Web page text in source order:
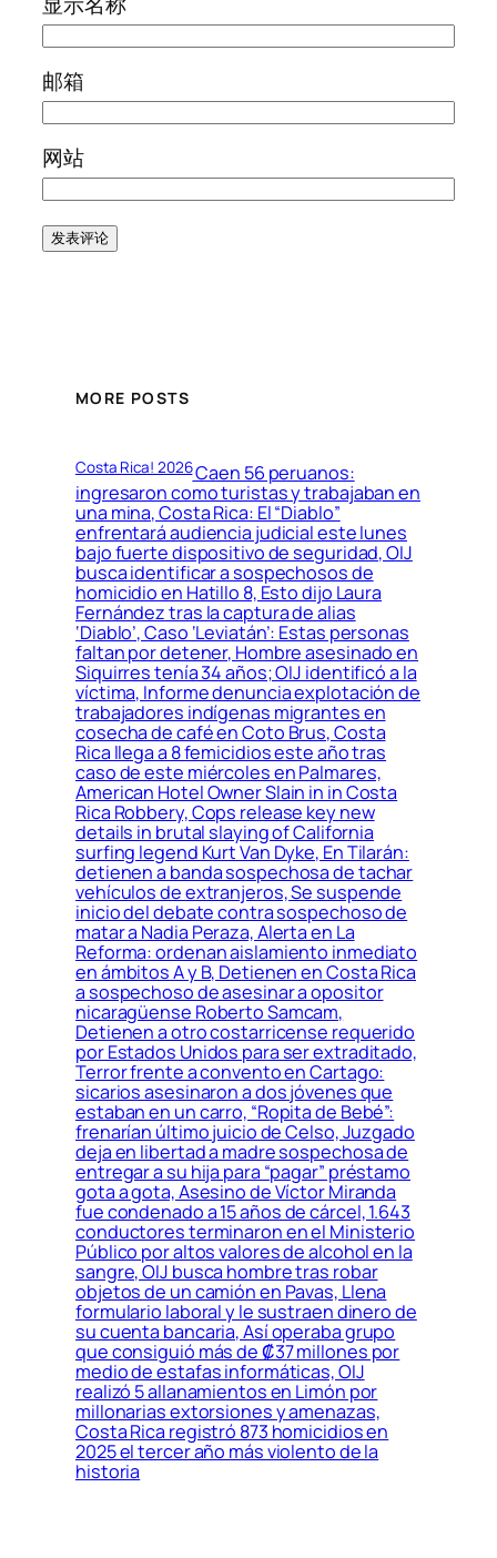
邮箱
网站
MORE POSTS
Costa Rica! 2026Caen 56 peruanos:
ingresaron como turistas y trabajaban en
una mina, Costa Rica: El “Diablo”
enfrentará audiencia judicial este lunes
bajo fuerte dispositivo de seguridad, OIJ
busca identificar a sospechosos de
homicidio en Hatillo 8, Esto dijo Laura
Fernández tras la captura de alias
‘Diablo’, Caso ‘Leviatán’: Estas personas
faltan por detener, Hombre asesinado en
Siquirres tenía 34 años; OIJ identificó a la
víctima, Informe denuncia explotación de
trabajadores indígenas migrantes en
cosecha de café en Coto Brus, Costa
Rica llega a 8 femicidios este año tras
caso de este miércoles en Palmares,
American Hotel Owner Slain in in Costa
Rica Robbery, Cops release key new
details in brutal slaying of California
surfing legend Kurt Van Dyke, En Tilarán:
detienen a banda sospechosa de tachar
vehículos de extranjeros, Se suspende
inicio del debate contra sospechoso de
matar a Nadia Peraza, Alerta en La
Reforma: ordenan aislamiento inmediato
en ámbitos A y B, Detienen en Costa Rica
a sospechoso de asesinar a opositor
nicaragüense Roberto Samcam,
Detienen a otro costarricense requerido
por Estados Unidos para ser extraditado,
Terror frente a convento en Cartago:
sicarios asesinaron a dos jóvenes que
estaban en un carro, “Ropita de Bebé”:
frenarían último juicio de Celso, Juzgado
deja en libertad a madre sospechosa de
entregar a su hija para “pagar” préstamo
gota a gota, Asesino de Víctor Miranda
fue condenado a 15 años de cárcel, 1.643
conductores terminaron en el Ministerio
Público por altos valores de alcohol en la
sangre, OIJ busca hombre tras robar
objetos de un camión en Pavas, Llena
formulario laboral y le sustraen dinero de
su cuenta bancaria, Así operaba grupo
que consiguió más de ₡37 millones por
medio de estafas informáticas, OIJ
realizó 5 allanamientos en Limón por
millonarias extorsiones y amenazas,
Costa Rica registró 873 homicidios en
2025 el tercer año más violento de la
historia